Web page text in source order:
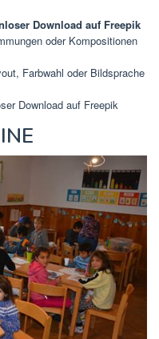
Download auf Freepik
oder Kompositionen
Farbwahl oder Bildsprache
Download auf Freepik